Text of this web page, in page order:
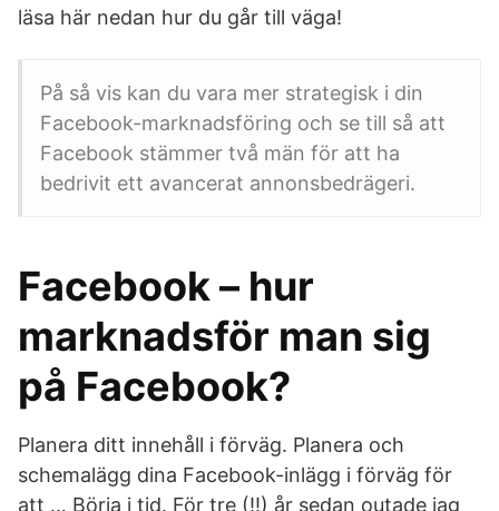
läsa här nedan hur du går till väga!
På så vis kan du vara mer strategisk i din
Facebook-marknadsföring och se till så att
Facebook stämmer två män för att ha
bedrivit ett avancerat annonsbedrägeri.
Facebook – hur
marknadsför man sig
på Facebook?
Planera ditt innehåll i förväg. Planera och
schemalägg dina Facebook-inlägg i förväg för
att … Börja i tid. För tre (!!) år sedan outade jag